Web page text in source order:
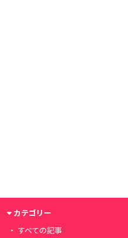
カテゴリー
すべての記事